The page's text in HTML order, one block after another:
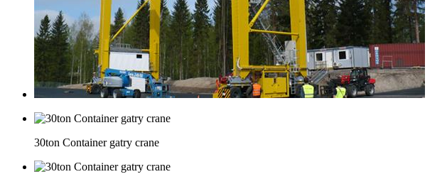
30ton Container gatry crane